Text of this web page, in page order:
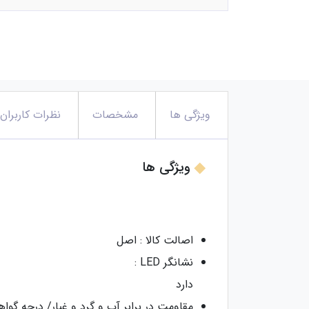
ویژگی ها مشخصات نظرات کاربران
ویژگی ها
اصالت کالا : اصل
نشانگر LED :
دارد